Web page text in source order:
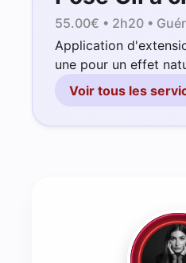
55.00€ • 2h20 •
Application
une pour un effet
Voir tous les